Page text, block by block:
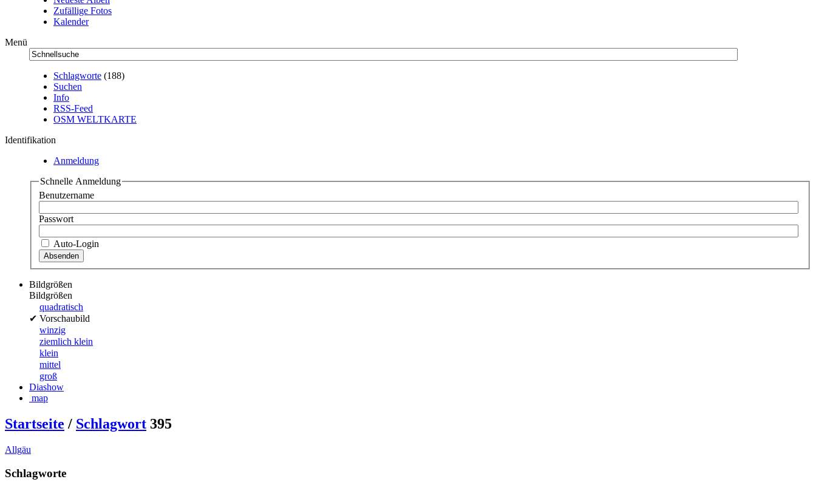
Zufällige Fotos
Kalender
Menü
Schlagworte (188)
Suchen
Info
RSS-Feed
OSM WELTKARTE
Identifikation
Anmeldung
Schnelle Anmeldung
Benutzername
Passwort
Auto-Login
Bildgrößen
Bildgrößen
quadratisch
✔ Vorschaubild
winzig
ziemlich klein
klein
mittel
groß
Diashow
map
Startseite / Schlagwort 395
Allgäu
Schlagworte